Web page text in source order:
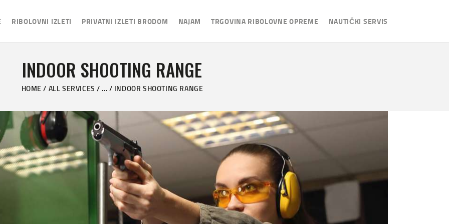
RIBOLOVNI IZLETI PRIVATNI IZLETI BRODOM NAJAM TRGOVINA RIBOLOVNE OPREME NAUTIČKI SERVIS
INDOOR SHOOTING RANGE
HOME ALL SERVICES ... INDOOR SHOOTING RANGE
BRODOM
NAJAM
TRGOVINA RIBOLOVNE
OPREME
NAUTIČKI SERVIS